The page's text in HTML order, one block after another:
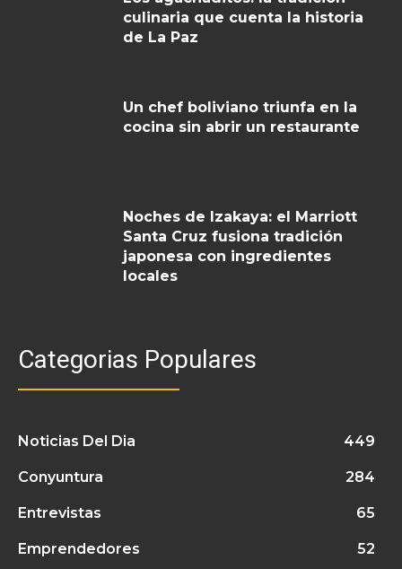
culinaria que cuenta la historia
de La Paz
Un chef boliviano triunfa en la
cocina sin abrir un restaurante
Noches de Izakaya: el Marriott
Santa Cruz fusiona tradición
japonesa con ingredientes
locales
Categorias Populares
Noticias Del Dia 449
Conyuntura 284
Entrevistas 65
Emprendedores 52